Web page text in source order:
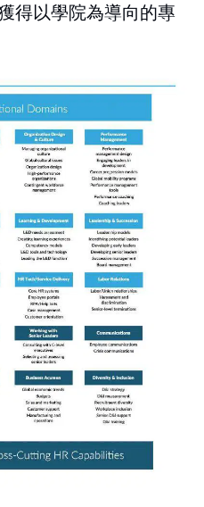
得以學院為導向的專